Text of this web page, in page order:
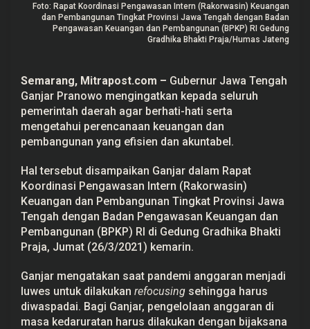
o
l
a
P
n
c
a
n
a
n
u
a
n
g
a
Foto: Rapat Koordinasi Pengawasan Intern (Rakorwasin) Keuangan
dan Pembangunan Tingkat Provinsi Jawa Tengah dengan Badan
Pengawasan Keuangan dan Pembangunan (BPKP) RI Gedung
Gradhika Bhakti Praja/Humas Jateng
Semarang, Mitrapost.com – Gubernur Jawa Tengah
Ganjar Pranowo mengingatkan kepada seluruh
pemerintah daerah agar berhati-hati serta
mengetahui perencanaan keuangan dan
pembangunan yang efisien dan akuntabel.
Hal tersebut disampaikan Ganjar dalam Rapat
Koordinasi Pengawasan Intern (Rakorwasin)
Keuangan dan Pembangunan Tingkat Provinsi Jawa
Tengah dengan Badan Pengawasan Keuangan dan
Pembangunan (BPKP) RI di Gedung Gradhika Bhakti
Praja, Jumat (26/3/2021) kemarin.
Ganjar mengatakan saat pandemi anggaran menjadi
luwes untuk dilakukan refocusing sehingga harus
diwaspadai. Bagi Ganjar, pengelolaan anggaran di
masa kedaruratan harus dilakukan dengan bijaksana